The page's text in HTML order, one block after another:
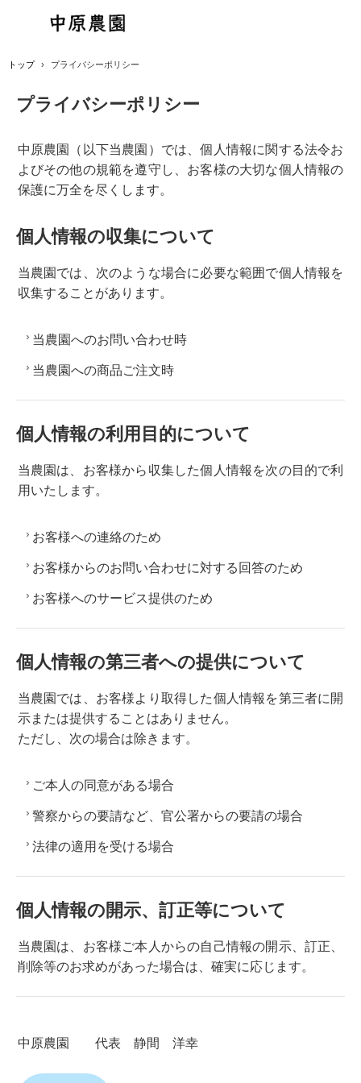
トップ › プライバシーポリシー
プライバシーポリシー
中原農園（以下当農園）では、個人情報に関する法令お
よびその他の規範を遵守し、お客様の大切な個人情報の
保護に万全を尽くします。
個人情報の収集について
当農園では、次のような場合に必要な範囲で個人情報を
収集することがあります。
当農園へのお問い合わせ時
当農園への商品ご注文時
個人情報の利用目的について
当農園は、お客様から収集した個人情報を次の目的で利
用いたします。
お客様への連絡のため
お客様からのお問い合わせに対する回答のため
お客様へのサービス提供のため
個人情報の第三者への提供について
当農園では、お客様より取得した個人情報を第三者に開
示または提供することはありません。
ただし、次の場合は除きます。
ご本人の同意がある場合
警察からの要請など、官公署からの要請の場合
法律の適用を受ける場合
個人情報の開示、訂正等について
当農園は、お客様ご本人からの自己情報の開示、訂正、
削除等のお求めがあった場合は、確実に応じます。
中原農園 代表 静間 洋幸